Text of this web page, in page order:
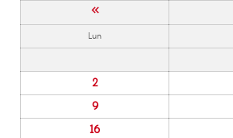
«
Lun
2
9
16